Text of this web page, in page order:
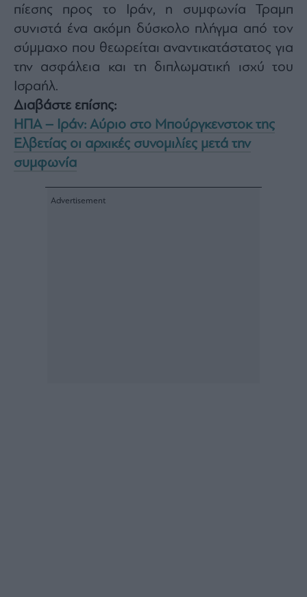
πίεσης προς το Ιράν, η συμφωνία Τραμπ
συνιστά ένα ακόμη δύσκολο πλήγμα από τον
σύμμαχο που θεωρείται αναντικατάστατος για
την ασφάλεια και τη διπλωματική ισχύ του
Ισραήλ.
Διαβάστε επίσης:
ΗΠΑ – Ιράν: Αύριο στο Μπούργκενστοκ της
Ελβετίας οι αρχικές συνομιλίες μετά την
συμφωνία